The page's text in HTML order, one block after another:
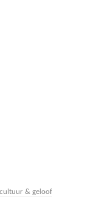
cultuur & geloof